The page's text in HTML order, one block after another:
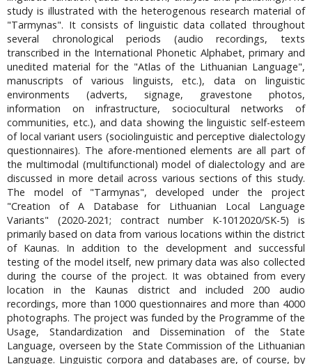
study is illustrated with the heterogenous research material of
"Tarmynas". It consists of linguistic data collated throughout
several chronological periods (audio recordings, texts
transcribed in the International Phonetic Alphabet, primary and
unedited material for the "Atlas of the Lithuanian Language",
manuscripts of various linguists, etc.), data on linguistic
environments (adverts, signage, gravestone photos,
information on infrastructure, sociocultural networks of
communities, etc.), and data showing the linguistic self-esteem
of local variant users (sociolinguistic and perceptive dialectology
questionnaires). The afore-mentioned elements are all part of
the multimodal (multifunctional) model of dialectology and are
discussed in more detail across various sections of this study.
The model of "Tarmynas", developed under the project
"Creation of A Database for Lithuanian Local Language
Variants" (2020-2021; contract number K-1012020/SK-5) is
primarily based on data from various locations within the district
of Kaunas. In addition to the development and successful
testing of the model itself, new primary data was also collected
during the course of the project. It was obtained from every
location in the Kaunas district and included 200 audio
recordings, more than 1000 questionnaires and more than 4000
photographs. The project was funded by the Programme of the
Usage, Standardization and Dissemination of the State
Language, overseen by the State Commission of the Lithuanian
Language. Linguistic corpora and databases are, of course, by